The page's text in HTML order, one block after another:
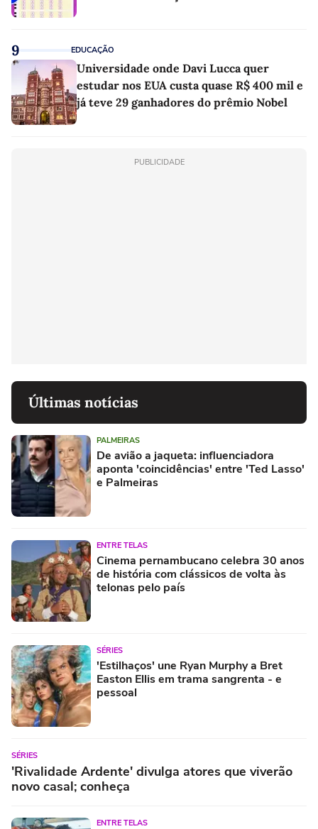
9 EDUCAÇÃO
Universidade onde Davi Lucca quer
estudar nos EUA custa quase R$ 400 mil e
já teve 29 ganhadores do prêmio Nobel
PUBLICIDADE
Últimas notícias
PALMEIRAS
De avião a jaqueta: influenciadora
aponta 'coincidências' entre 'Ted Lasso'
e Palmeiras
ENTRE TELAS
Cinema pernambucano celebra 30 anos
de história com clássicos de volta às
telonas pelo país
SÉRIES
'Estilhaços' une Ryan Murphy a Bret
Easton Ellis em trama sangrenta - e
pessoal
SÉRIES
'Rivalidade Ardente' divulga atores que viverão
novo casal; conheça
ENTRE TELAS